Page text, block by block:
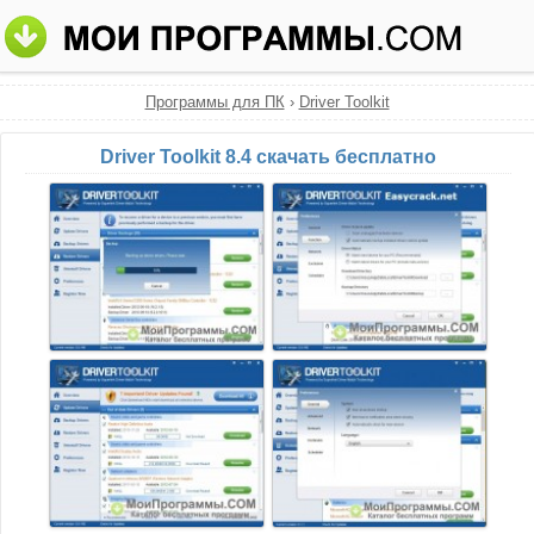
Программы для ПК› Driver Toolkit
Driver Toolkit 8.4 скачать бесплатно